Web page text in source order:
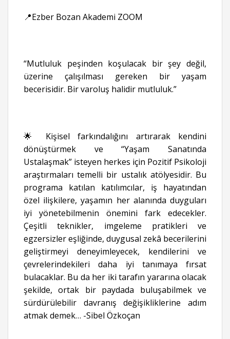
📍Ezber Bozan Akademi ZOOM
“Mutluluk peşinden koşulacak bir şey değil,
üzerine çalışılması gereken bir yaşam
becerisidir. Bir varoluş halidir mutluluk.”
🌟 Kişisel farkındalığını artırarak kendini
dönüştürmek ve “Yaşam Sanatında
Ustalaşmak” isteyen herkes için Pozitif Psikoloji
araştırmaları temelli bir ustalık atölyesidir. Bu
programa katılan katılımcılar, iş hayatından
özel ilişkilere, yaşamın her alanında duyguları
iyi yönetebilmenin önemini fark edecekler.
Çeşitli teknikler, imgeleme pratikleri ve
egzersizler eşliğinde, duygusal zekâ becerilerini
geliştirmeyi deneyimleyecek, kendilerini ve
çevrelerindekileri daha iyi tanımaya fırsat
bulacaklar. Bu da her iki tarafın yararına olacak
şekilde, ortak bir paydada buluşabilmek ve
sürdürülebilir davranış değişikliklerine adım
atmak demek… -Sibel Özkoçan